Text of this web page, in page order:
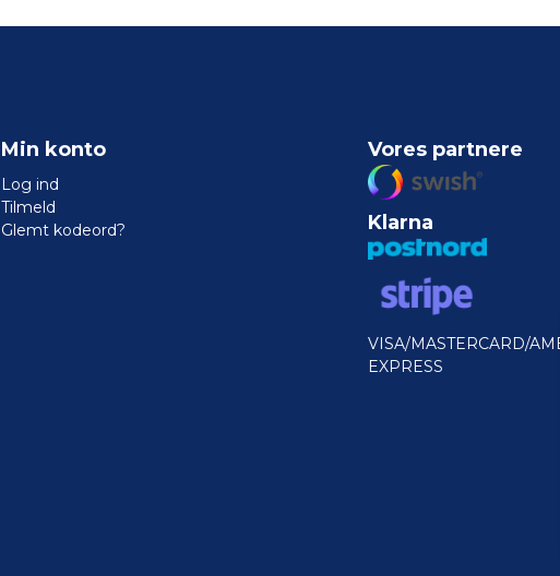
Min konto
Log ind
Tilmeld
Glemt kodeord?
Vores partnere
Klarna
VISA/MASTERCARD/
EXPRESS